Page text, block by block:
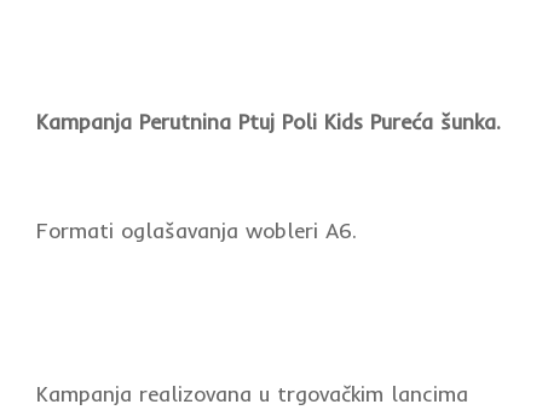
Kampanja Perutnina Ptuj Poli Kids Pureća šunka.
Formati oglašavanja wobleri A6.
Kampanja realizovana u trgovačkim lancima